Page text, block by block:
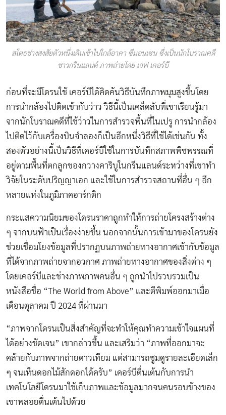
สโตธช่างสงสัยตัวหนึ่งเดินเข้าไปใกล้อาคา ซีมอนเซน ซึ่งเป็นนักโบราณคดี
ชาวกรีนแลนด์ ภาพถ่ายโดย เจฟ เคอร์บี
ก่อนที่จะมีโดรนใช้ เคอร์บีได้คิดค้นวิธีบันทึกภาพมุมสูงขึ้นโดย
การนำกล้องไปติดเข้ากับว่าว วิธีนี้เป็นเคล็ดลับที่เขาเรียนรู้มา
จากนักโบราณคดีที่ใช้ว่าวในการสำรวจพื้นที่ในเปรู การนำกล้อง
ไปติดไว้กับเครื่องบินจำลองก็เป็นอีกหนึ่งวิธีที่ใช้ได้เช่นกัน ทั้ง
สองตัวอย่างนี้เป็นวิธีที่เคอร์บีใช้ในการบันทึกสภาพพืชพรรณที่
อยู่ตามพื้นที่ตกลูกของกวางคาริบูในกรีนแลนด์ระหว่างที่เขาทำ
วิจัยในระดับปริญญาเอก และใช้ในการสำรวจสถานที่อื่น ๆ อีก
หลายแห่งในภูมิภาคอาร์กติก
กระแสความนิยมของโดรนราคาถูกทำให้การถ่ายโครงสร้างต่าง
ๆ จากบนฟ้าเป็นเรื่องง่ายขึ้น นอกจากนั้นการเข้ามาของโครนยัง
ช่วยเชื่อมโยงข้อมูลที่ปรากฏบนภาพถ่ายทางอากาศเข้ากับข้อมูล
ที่ได้จากภาพถ่ายจากอวกาศ ภาพถ่ายทางอากาศของสิ่งต่าง ๆ
โดยเคอร์บีและช่างภาพภาพคนอื่น ๆ ถูกนำไปรวบรวมเป็น
หนังสือชื่อ “The World from Above” และตีพิมพ์ออกมาเมื่อ
เดือนตุลาคม ปี 2024 ที่ผ่านมา
“ภาพจากโดรนเป็นสิ่งสำคัญที่จะทำให้คุณทำความเข้าใจแผนที่
ได้อย่างชัดเจน” เขากล่าวขึ้น และเสริมว่า “ภาพที่ออกมาจะ
คล้ายกับภาพจากถ่ายดาวเทียม แต่สามารถซูมดูรายละเอียดเล็ก
ๆ จนเห็นดอกไม้สักดอกได้ครับ” เคอร์บีตื่นเต้นกับการนำ
เทคโนโลยีโดรนมาใช้เก็บภาพและข้อมูลมากจนคนรอบข้างของ
เขาพลอยตื่นเต้นไปด้วย